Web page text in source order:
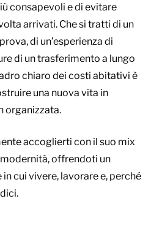
consapevoli e di evitare
arrivati. Che si tratti di un
di un’esperienza di
di un trasferimento a lungo
chiaro dei costi abitativi è
una nuova vita in
organizzata.
accoglierti con il suo mix
offrendoti un
cui vivere, lavorare e, perché